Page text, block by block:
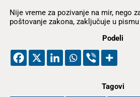
Nije vreme za pozivanje na mir, nego
poštovanje zakona, zaključuje u pismu
Podeli
Tagovi